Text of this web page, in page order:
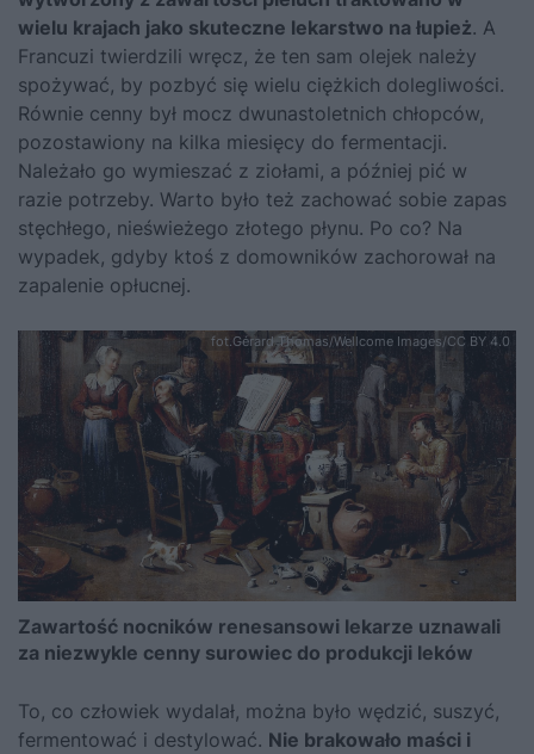
wielu krajach jako skuteczne lekarstwo na łupież. A
Francuzi twierdzili wręcz, że ten sam olejek należy
spożywać, by pozbyć się wielu ciężkich dolegliwości.
Równie cenny był mocz dwunastoletnich chłopców,
pozostawiony na kilka miesięcy do fermentacji.
Należało go wymieszać z ziołami, a później pić w
razie potrzeby. Warto było też zachować sobie zapas
stęchłego, nieświeżego złotego płynu. Po co? Na
wypadek, gdyby ktoś z domowników zachorował na
zapalenie opłucnej.
fot.Gérard Thomas/Wellcome Images/CC BY 4.0
Zawartość nocników renesansowi lekarze uznawali
za niezwykle cenny surowiec do produkcji leków
To, co człowiek wydalał, można było wędzić, suszyć,
fermentować i destylować. Nie brakowało maści i